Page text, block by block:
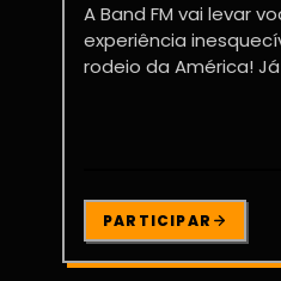
A Band FM vai levar
experiência
rodeio da América!
PARTICIPAR